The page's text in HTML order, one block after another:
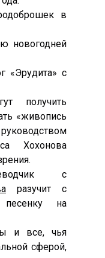
в
новогодней
«Эрудита» с
получить
«живопись
Хохонова
с
разучит с
на
и все, чья
сферой,